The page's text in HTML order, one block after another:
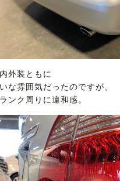
外装ともに
な雰囲気だったのですが、
ンク周りに違和感。